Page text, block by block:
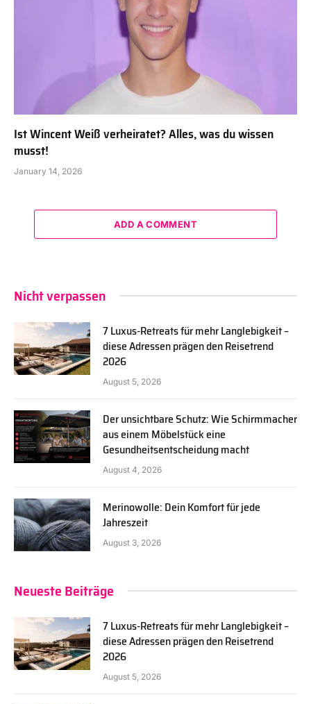
Ist Wincent Weiß verheiratet? Alles, was du wissen
musst!
January 14, 2026
ADD A COMMENT
Nicht verpassen
7 Luxus-Retreats für mehr Langlebigkeit –
diese Adressen prägen den Reisetrend
2026
August 5, 2026
Der unsichtbare Schutz: Wie Schirmmacher
aus einem Möbelstück eine
Gesundheitsentscheidung macht
August 4, 2026
Merinowolle: Dein Komfort für jede
Jahreszeit
August 3, 2026
Neueste Beiträge
7 Luxus-Retreats für mehr Langlebigkeit –
diese Adressen prägen den Reisetrend
2026
August 5, 2026